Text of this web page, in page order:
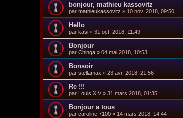
bonjour, mathieu kassovitz
par mathieukassovitz » 10 nov. 2018, 09:50
Hello
par kasi » 31 oct. 2018, 11:49
Bonjour
par Chinga » 04 mai 2018, 10:53
Bonsoir
par stellamax » 23 avr. 2018, 21:56
Re !!!
par Louis XIV» 31 mars 2018, 01:35
Bonjour a tous
par caroline 7100 » 14 mars 2018, 14:44